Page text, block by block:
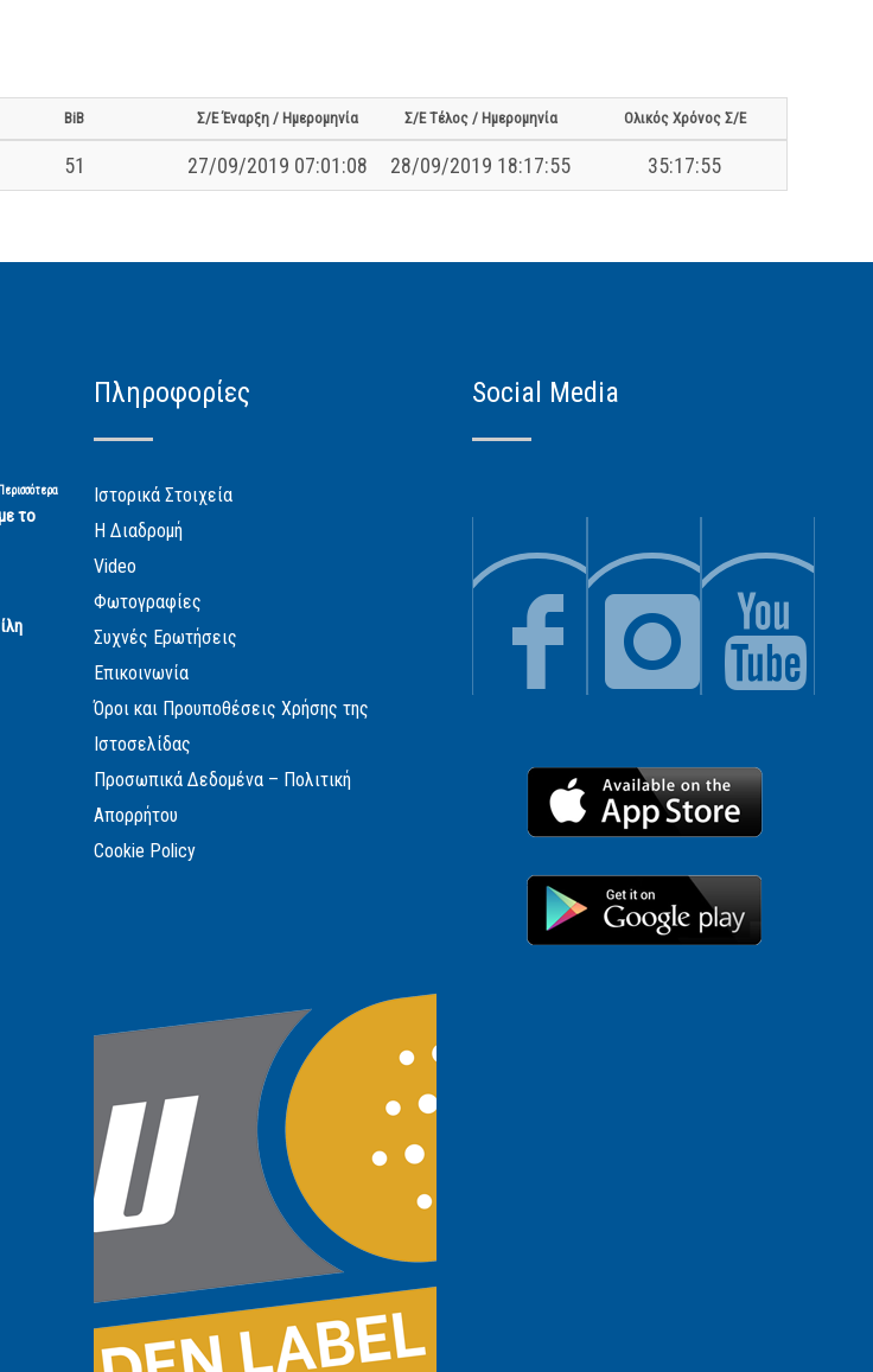
BiB Σ/Ε Έναρξη / Ημερομηνία Σ/Ε Τέλος / Ημερομηνία Ολικός Χρόνος Σ/Ε
51 27/09/2019 07:01:08 28/09/2019 18:17:55 35:17:55
Περισσότερα
το
Πληροφορίες
Ιστορικά Στοιχεία
Η Διαδρομή
Video
Φωτογραφίες
Συχνές Ερωτήσεις
Επικοινωνία
Όροι και Προυποθέσεις Χρήσης της
Ιστοσελίδας
Προσωπικά Δεδομένα – Πολιτική
Απορρήτου
Cookie Policy
Social Media